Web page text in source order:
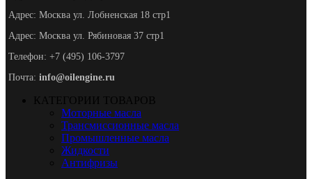
Адрес: Москва ул. Лобненская 18 стр1
Адрес: Москва ул. Рябиновая 37 стр1
Телефон: +7 (495) 106-3797
Почта: info@oilengine.ru
КАТЕГОРИИ ТОВАРОВ
Моторные масла
Трансмиссионные масла
Промышленные масла
Жидкости
Антифризы